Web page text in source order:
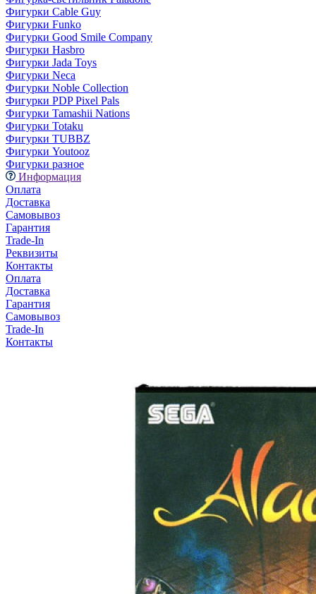
Фигурки Cable Guy
Фигурки Funko
Фигурки Good Smile Company
Фигурки Hasbro
Фигурки Jada Toys
Фигурки Neca
Фигурки Noble Collection
Фигурки PDP Pixel Pals
Фигурки Tamashii Nations
Фигурки Totaku
Фигурки TUBBZ
Фигурки Youtooz
Фигурки разное
Информация
Оплата
Доставка
Самовывоз
Гарантия
Trade-In
Реквизиты
Контакты
Оплата
Доставка
Гарантия
Самовывоз
Trade-In
Контакты